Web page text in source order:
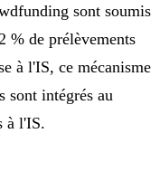
sont soumis
% de prélèvements
à l'IS, ce mécanisme
sont intégrés au
à l'IS.